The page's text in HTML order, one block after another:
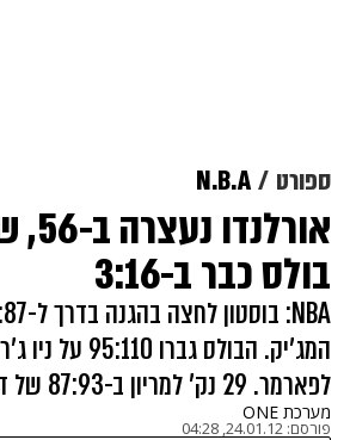
ספורט N.B.A
בולס כבר ב-3:16
לפארמר. 29 נק' למריון ב-87:93 של דאלאס על פיניקס
מערכת ONE
פורסם: 24.01.12, 04:28